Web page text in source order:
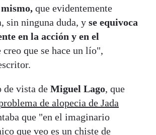
que evidentemente
sin ninguna duda, y se equivoca
en la acción y en el
creo que se hace un lío",
de vista de Miguel Lago, que
de alopecia de Jada
que "en el imaginario
que veo es un chiste de